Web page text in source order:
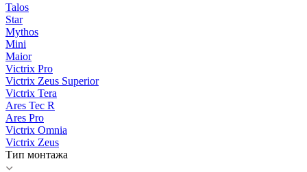
Talos
Star
Mythos
Mini
Maior
Victrix Pro
Victrix Zeus Superior
Victrix Tera
Ares Tec R
Ares Pro
Victrix Omnia
Victrix Zeus
Тип монтажа